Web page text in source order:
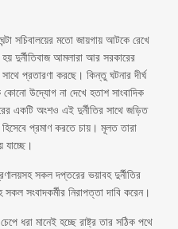
সচিবালয়ের মতো জায়গায় আটকে রেখে
হয় দুর্নীতিবাজ আমলারা আর সরকারের
প্রতারণা করছে। কিন্তু ঘটনার দীর্ঘ
উদ্যোগ না দেখে হতাশ সাংবাদিক
একটি অংশও এই দুর্নীতির সাথে জড়িত
প্রমাণ করতে চায়। মূলত তারা
সকল দপ্তরের ভয়াবহ দুর্নীতির
সংবাদকর্মীর নিরাপত্তা দাবি করেন।
ধরা মানেই হচ্ছে রাষ্ট্র তার সঠিক পথে